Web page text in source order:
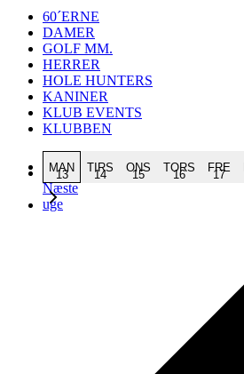
60´ERNE
DAMER
GOLF MM.
HERRER
HOLE HUNTERS
KANINER
KLUB EVENTS
KLUBBEN
Forrige
uge
MAN
13
TIRS
14
ONS
15
TORS
16
FRE
17
Næste
uge